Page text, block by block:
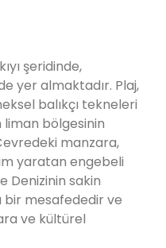
şeridinde,
yer almaktadır. Plaj,
balıkçı tekneleri
liman bölgesinin
manzara,
yaratan engebeli
Denizinin sakin
bir mesafededir ve
ve kültürel